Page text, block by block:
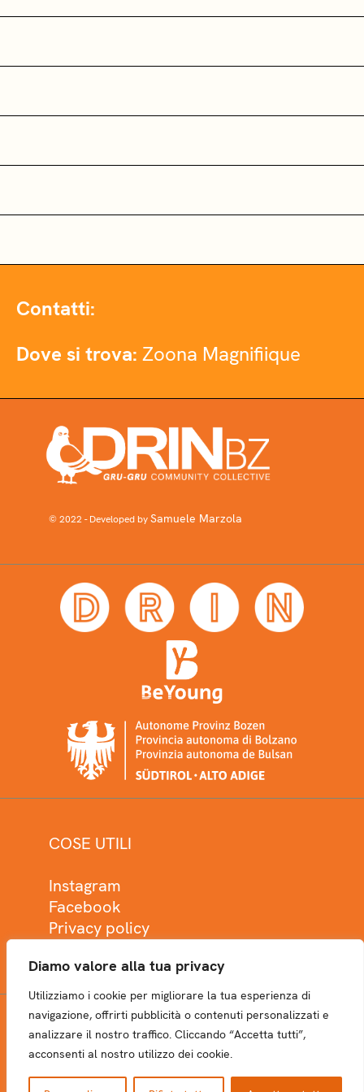
Diamo valore alla tua privacy
Utilizziamo i cookie per migliorare la tua esperienza di
navigazione, offrirti pubblicità o contenuti personalizzati e
analizzare il nostro traffico. Cliccando “Accetta tutti”,
acconsenti al nostro utilizzo dei cookie.
Contatti:
Dove si trova: Zoona Magnifiique
© 2022 - Developed bySamuele Marzola
COSE UTILI
Instagram
Facebook
Privacy policy
NEWSLETTER